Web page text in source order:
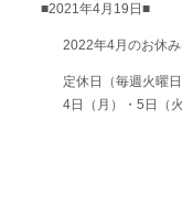
■2021年4月19日■
2022年4月のお休
定休日（毎週火曜
4日（月）・5日（